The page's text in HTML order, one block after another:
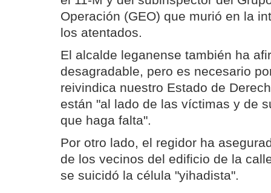
Operación (GEO) que murió en la
los atentados.
El alcalde leganense también ha
desagradable, pero es necesario
reivindica nuestro Estado de
están "al lado de las víctimas y de
que haga falta".
Por otro lado, el regidor ha
de los vecinos del edificio de la
se suicidó la célula "yihadista".